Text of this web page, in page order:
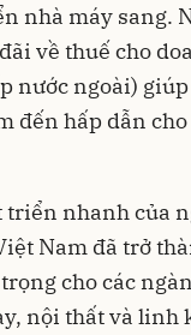
nhà máy sang.
về thuế cho
nước ngoài)
đến hấp dẫn cho
triển nhanh của
Nam đã trở
cho các
nội thất và linh